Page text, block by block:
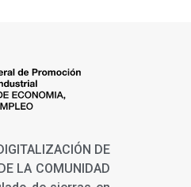
DE
LA COMUNIDAD